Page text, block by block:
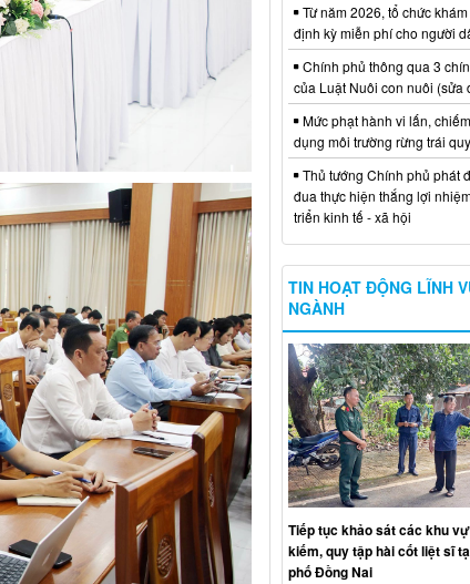
Từ năm 2026, tổ chức
định kỳ miễn phí cho người
Chính phủ thông qua 3
của Luật Nuôi con nuôi (sửa
Mức phạt hành vi lấn,
dụng môi trường rừng trái
Thủ tướng Chính phủ phát
đua thực hiện thắng lợi
triển kinh tế - xã hội
TIN HOẠT ĐỘNG LĨNH
NGÀNH
Tiếp tục khảo sát các khu
kiếm, quy tập hài cốt liệt sĩ
phố Đồng Nai